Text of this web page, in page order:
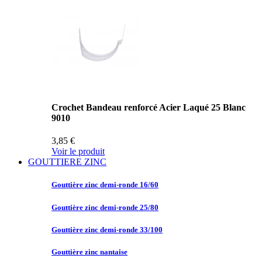
Crochet Bandeau renforcé Acier Laqué 25 Blanc
9010
3,85 €
Voir le produit
GOUTTIERE ZINC
Gouttière zinc demi-ronde 16/60
Gouttière zinc demi-ronde 25/80
Gouttière zinc demi-ronde 33/100
Gouttière zinc nantaise